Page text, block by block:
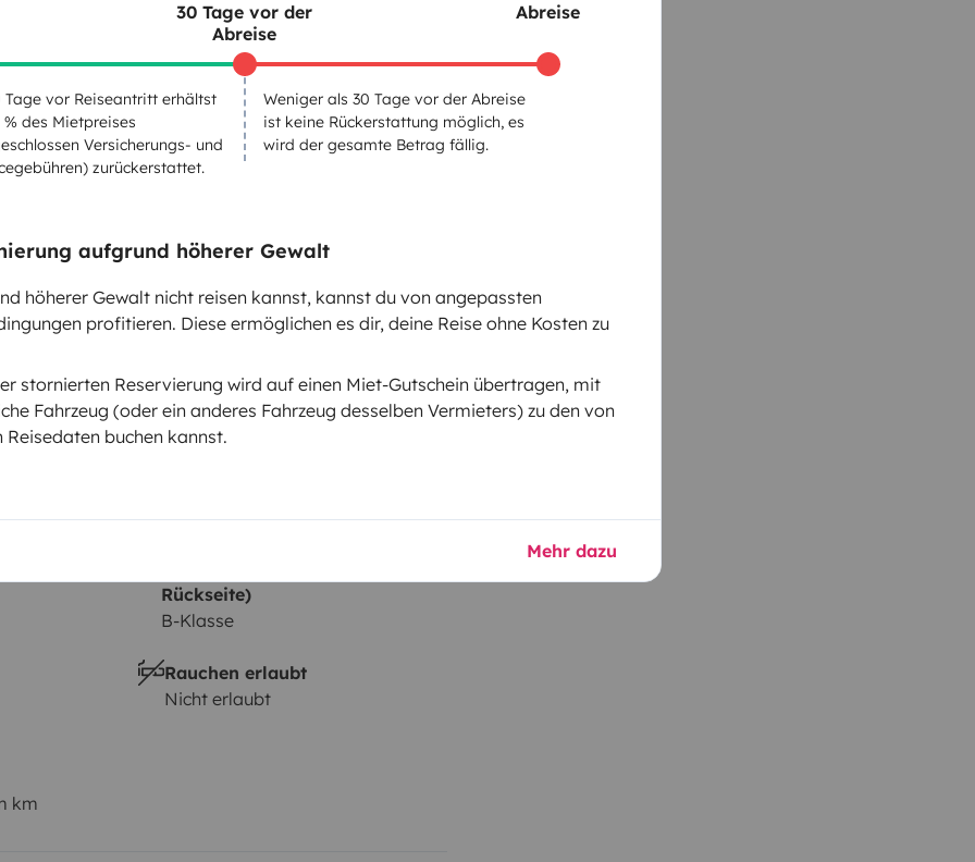
Tage vor Reiseantritt erhältst
% des Mietpreises
Versicherungs- und
zurückerstattet.
30 Tage vor der
Abreise
Weniger als 30 Tage vor der Abreise
ist keine Rückerstattung möglich, es
wird der gesamte Betrag fällig.
Abreise
aufgrund höherer Gewalt
höherer Gewalt nicht reisen kannst, kannst du von angepassten
profitieren. Diese ermöglichen es dir, deine Reise ohne Kosten zu
stornierten Reservierung wird auf einen Miet-Gutschein übertragen, mit
Fahrzeug (oder ein anderes Fahrzeug desselben Vermieters) zu den von
Reisedaten buchen kannst.
Mehr dazu
Geschwindigkeitsregelung
Rückfahrsensor
2017
Höhe
1,98 m
Rückseite)
B-Klasse
Rauchen erlaubt
Nicht erlaubt
km